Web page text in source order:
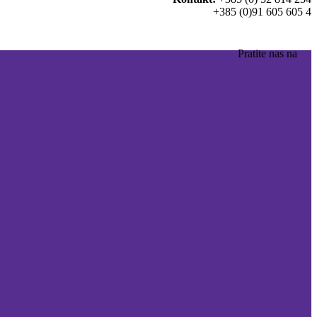
+385 (0)91 605 605 4
Pratite nas na